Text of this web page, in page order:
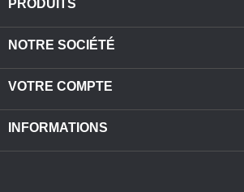
PRODUITS
NOTRE SOCIÉTÉ
VOTRE COMPTE
INFORMATIONS